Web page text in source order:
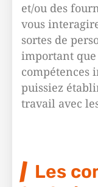
et/ou des
vous
sortes de
important que
compétences
puissiez
travail avec
Les